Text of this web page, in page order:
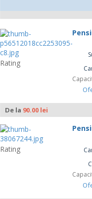
Rating
De la 90.00 lei
Rating